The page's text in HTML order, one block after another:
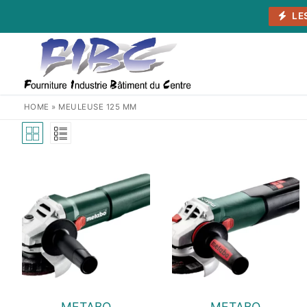
HOME » MEULEUSE 125 MM